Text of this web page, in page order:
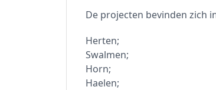
De projecten bevinden zich
Herten;
Swalmen;
Horn;
Haelen;